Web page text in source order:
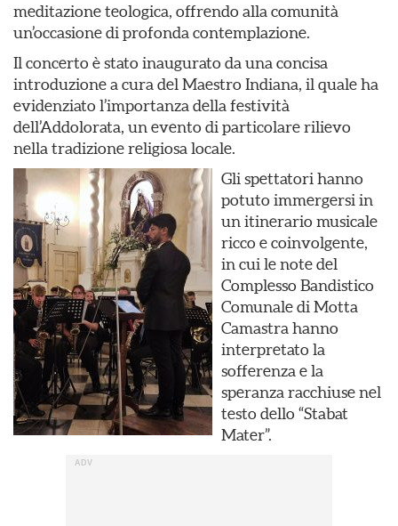
meditazione teologica, offrendo alla comunità
un’occasione di profonda contemplazione.
Il concerto è stato inaugurato da una concisa
introduzione a cura del Maestro Indiana, il quale ha
evidenziato l’importanza della festività
dell’Addolorata, un evento di particolare rilievo
nella tradizione religiosa locale.
Gli spettatori hanno
potuto immergersi in
un itinerario musicale
ricco e coinvolgente,
in cui le note del
Complesso Bandistico
Comunale di Motta
Camastra hanno
interpretato la
sofferenza e la
speranza racchiuse nel
testo dello “Stabat
Mater”.